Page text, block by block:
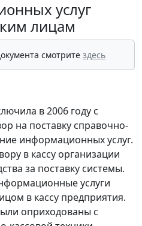
услуг
лицам
смотрите здесь
в 2006 году с
на поставку справочно-
информационных услуг.
в кассу организации
за поставку системы.
услуги
в кассу предприятия.
оприходованы с